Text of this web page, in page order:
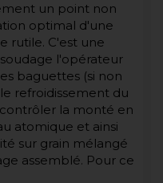
un point non
optimal d'une
rutile. C'est une
l'opérateur
baguettes (si non
refroidissement du
la monté en
atomique et ainsi
sur grain mélangé
assemblé. Pour ce